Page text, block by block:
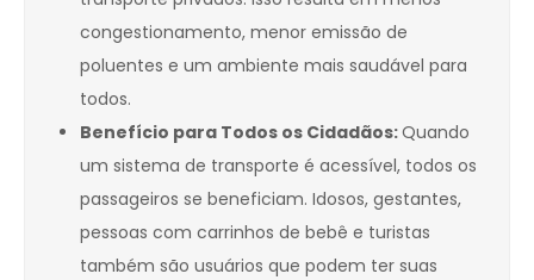
congestionamento, menor emissão de
poluentes e um ambiente mais saudável para
todos.
Benefício para Todos os Cidadãos:Quando
um sistema de transporte é acessível, todos os
passageiros se beneficiam. Idosos, gestantes,
pessoas com carrinhos de bebê e turistas
também são usuários que podem ter suas